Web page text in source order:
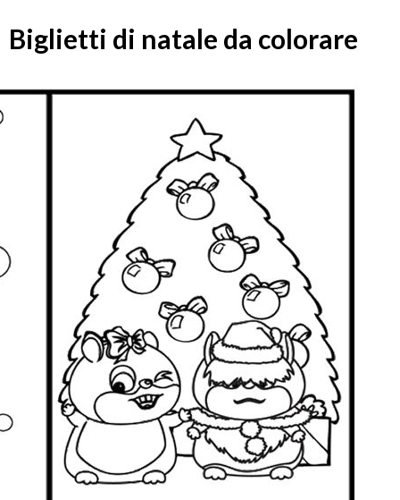
Biglietti di natale da colorare